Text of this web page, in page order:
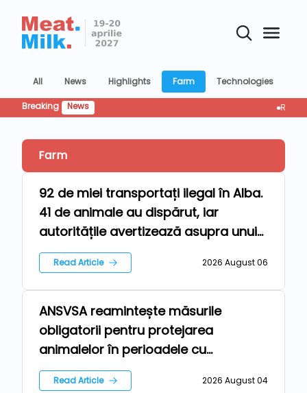
All News Highlights Farm Technologies
Breaking News
Farm
Farm
92 de miei transportați ilegal în Alba.
41 de animale au dispărut, iar
autoritățile avertizează asupra unui
risc epidemiologic major
Read Article 2026 August 06
Farm
ANSVSA reamintește măsurile
obligatorii pentru protejarea
animalelor în perioadele cu
temperaturi ridicate
Read Article 2026 August 04